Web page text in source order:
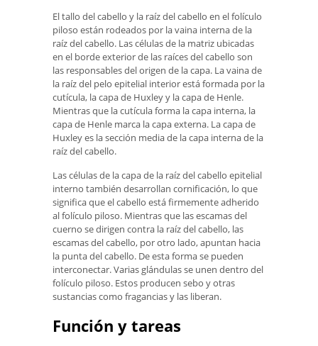
El tallo del cabello y la raíz del cabello en el folículo
piloso están rodeados por la vaina interna de la
raíz del cabello. Las células de la matriz ubicadas
en el borde exterior de las raíces del cabello son
las responsables del origen de la capa. La vaina de
la raíz del pelo epitelial interior está formada por la
cutícula, la capa de Huxley y la capa de Henle.
Mientras que la cutícula forma la capa interna, la
capa de Henle marca la capa externa. La capa de
Huxley es la sección media de la capa interna de la
raíz del cabello.
Las células de la capa de la raíz del cabello epitelial
interno también desarrollan cornificación, lo que
significa que el cabello está firmemente adherido
al folículo piloso. Mientras que las escamas del
cuerno se dirigen contra la raíz del cabello, las
escamas del cabello, por otro lado, apuntan hacia
la punta del cabello. De esta forma se pueden
interconectar. Varias glándulas se unen dentro del
folículo piloso. Estos producen sebo y otras
sustancias como fragancias y las liberan.
Función y tareas